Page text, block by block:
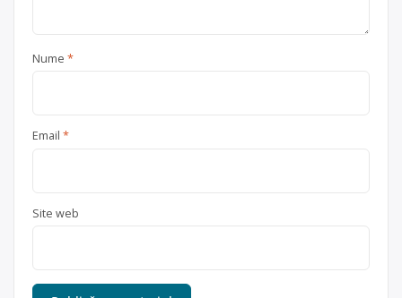
Nume *
Email *
Site web